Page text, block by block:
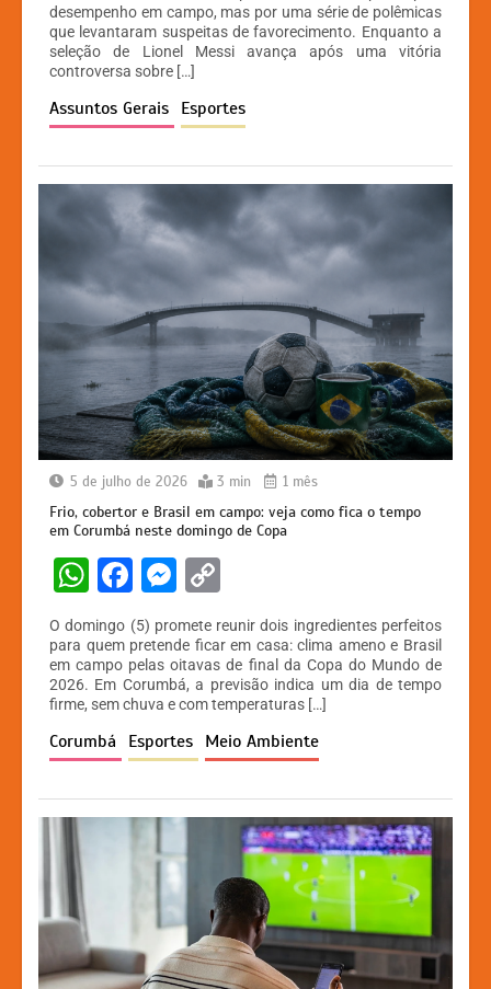
s
A
p
p
e
b
o
o
k
s
e
n
g
er
y
Li
n
k
desempenho em campo, mas por uma série de polêmicas
que levantaram suspeitas de favorecimento. Enquanto a
seleção de Lionel Messi avança após uma vitória
controversa sobre […]
Assuntos Gerais Esportes
5 de julho de 2026 3 min 1 mês
Frio, cobertor e Brasil em campo: veja como fica o tempo
em Corumbá neste domingo de Copa
W
h
at
s
A
p
F
a
c
e
b
o
k
M
s
s
e
n
er
p
y
Li
n
O domingo (5) promete reunir dois ingredientes perfeitos
para quem pretende ficar em casa: clima ameno e Brasil
em campo pelas oitavas de final da Copa do Mundo de
2026. Em Corumbá, a previsão indica um dia de tempo
firme, sem chuva e com temperaturas […]
Corumbá Esportes Meio Ambiente